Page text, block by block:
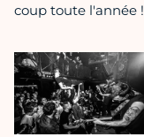
coup toute l'année !